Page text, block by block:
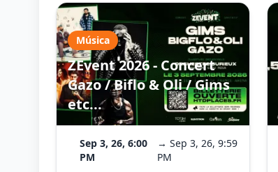
Música
ZEvent 2026 - Concert
Gazo / Biflo & Oli / Gims
etc...
Sep 3, 26, 6:00
PM
→ Sep 3, 26, 9:59
PM